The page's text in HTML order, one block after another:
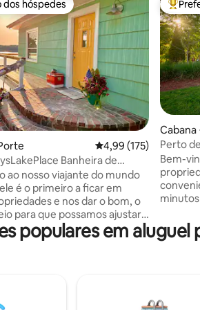
de 5, 215 avaliações
dos hóspedes
dos hóspedes
4,99 de uma avaliação
4,99 (175)
Banheira de
Caiaques Pingue-
ao nosso viajante do mundo
é o primeiro a ficar em
e nos dar o bom, o
para que possamos ajustar a
para VOCÊ. Esta casa
no lago possui 4
e fora, nova cozinha e
Entre
Cabana
Perto
Bem-
minutos de
ferro
terão
populares em